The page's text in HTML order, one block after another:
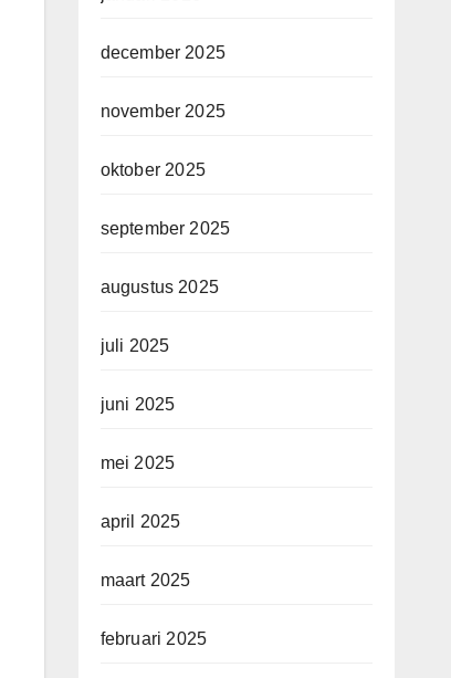
december 2025
november 2025
oktober 2025
september 2025
augustus 2025
juli 2025
juni 2025
mei 2025
april 2025
maart 2025
februari 2025